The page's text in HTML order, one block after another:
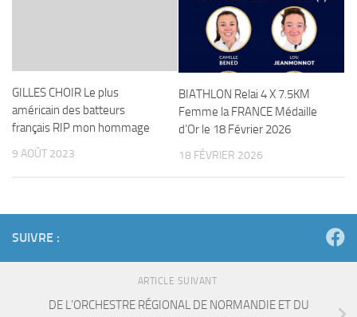
GILLES CHOIR Le plus
américain des batteurs
français RIP mon hommage
9 AOÛT 2023
BIATHLON Relai 4 X 7.5KM
Femme la FRANCE Médaille
d’Or le 18 Février 2026
18 FÉVRIER 2026
SUIVRE :
ARTICLE SUIVANT
DE L’ORCHESTRE RÉGIONAL DE NORMANDIE ET DU